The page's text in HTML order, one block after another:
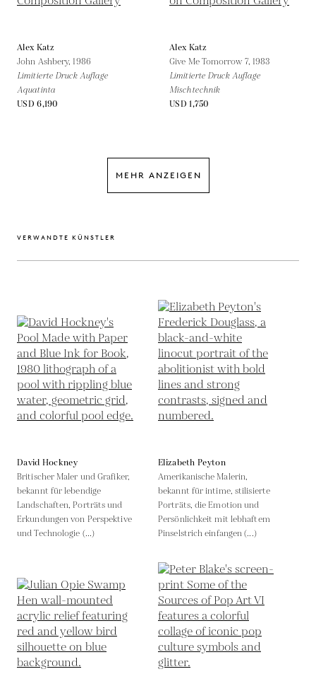
Alex Katz
John Ashbery,1986
Limitierte Druck Auflage
Aquatinta
USD 6,190
Alex Katz
Give Me Tomorrow 7, 1983
Limitierte Druck Auflage
Mischtechnik
USD 1,750
MEHR ANZEIGEN
VERWANDTE KÜNSTLER
David Hockney
Britischer Maler und Grafiker,
bekannt für lebendige
Landschaften, Porträts und
Erkundungen von Perspektive
und Technologie (...)
Elizabeth Peyton
Amerikanische Malerin,
bekannt für intime, stilisierte
Porträts, die Emotion und
Persönlichkeit mit lebhaftem
Pinselstrich einfangen (...)